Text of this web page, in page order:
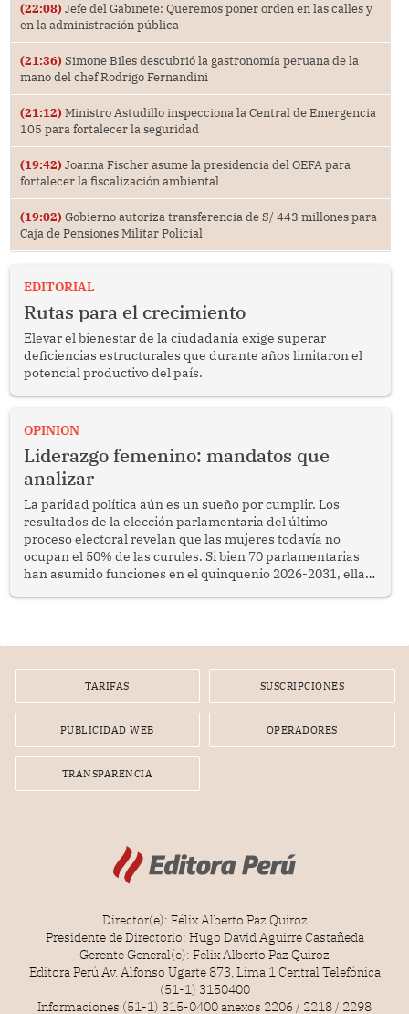
(22:08) Jefe del Gabinete: Queremos poner orden en las calles y
en la administración pública
(21:36) Simone Biles descubrió la gastronomía peruana de la
mano del chef Rodrigo Fernandini
(21:12) Ministro Astudillo inspecciona la Central de Emergencia
105 para fortalecer la seguridad
(19:42) Joanna Fischer asume la presidencia del OEFA para
fortalecer la fiscalización ambiental
(19:02) Gobierno autoriza transferencia de S/ 443 millones para
Caja de Pensiones Militar Policial
EDITORIAL
Rutas para el crecimiento
Elevar el bienestar de la ciudadanía exige superar
deficiencias estructurales que durante años limitaron el
potencial productivo del país.
OPINION
Liderazgo femenino: mandatos que
analizar
La paridad política aún es un sueño por cumplir. Los
resultados de la elección parlamentaria del último
proceso electoral revelan que las mujeres todavía no
ocupan el 50% de las curules. Si bien 70 parlamentarias
han asumido funciones en el quinquenio 2026-2031, ellas
TARIFAS SUSCRIPCIONES
PUBLICIDAD WEB OPERADORES
TRANSPARENCIA
Director(e): Félix Alberto Paz Quiroz
Presidente de Directorio: Hugo David Aguirre Castañeda
Gerente General(e): Félix Alberto Paz Quiroz
Editora Perú Av. Alfonso Ugarte 873, Lima 1 Central Telefónica
(51-1) 3150400
Informaciones (51-1) 315-0400 anexos 2206 / 2218 / 2298